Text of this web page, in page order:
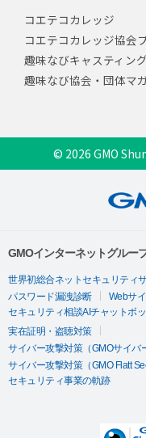
コエテコカレッジ
コエテコカレッジ協会
趣味なびキャスティング
趣味なび協会・団体マ
© 2026 GMO